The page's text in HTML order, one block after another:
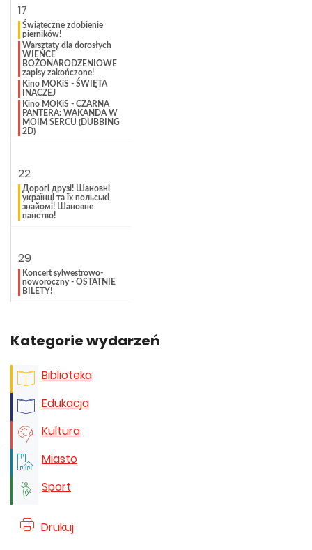
17
Świąteczne zdobienie
pierników!
Warsztaty dla dorosłych
WIEŃCE
BOŻONARODZENIOWE
zapisy zakończone!
Kino MOKiS - ŚWIĘTA
INACZEJ
Kino MOKiS - CZARNA
PANTERA: WAKANDA W
MOIM SERCU (DUBBING
2D)
22
Дорогі друзі! Шановні
українці та їх польські
знайомі! Шановне
панство!
29
Koncert sylwestrowo-
noworoczny - OSTATNIE
BILETY!
Kategorie wydarzeń
Biblioteka
Edukacja
Kultura
Miasto
Sport
Drukuj